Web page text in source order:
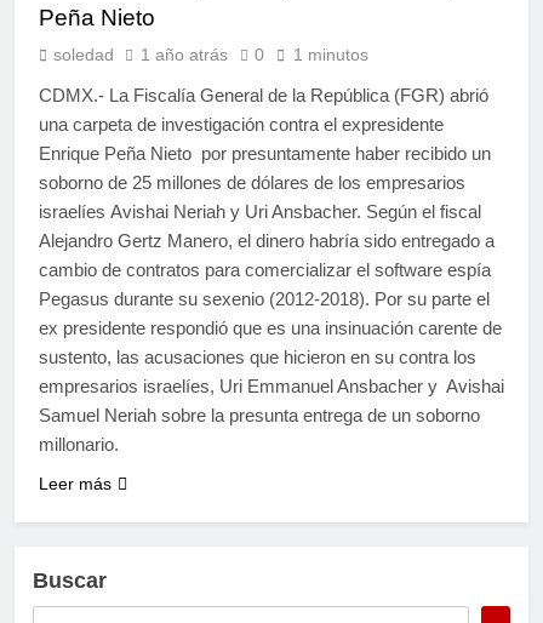
Peña Nieto
soledad 1 año atrás 0 1 minutos
CDMX.- La Fiscalía General de la República (FGR) abrió
una carpeta de investigación contra el expresidente
Enrique Peña Nieto por presuntamente haber recibido un
soborno de 25 millones de dólares de los empresarios
israelíes Avishai Neriah y Uri Ansbacher. Según el fiscal
Alejandro Gertz Manero, el dinero habría sido entregado a
cambio de contratos para comercializar el software espía
Pegasus durante su sexenio (2012-2018). Por su parte el
ex presidente respondió que es una insinuación carente de
sustento, las acusaciones que hicieron en su contra los
empresarios israelíes, Uri Emmanuel Ansbacher y Avishai
Samuel Neriah sobre la presunta entrega de un soborno
millonario.
Leer más
Buscar